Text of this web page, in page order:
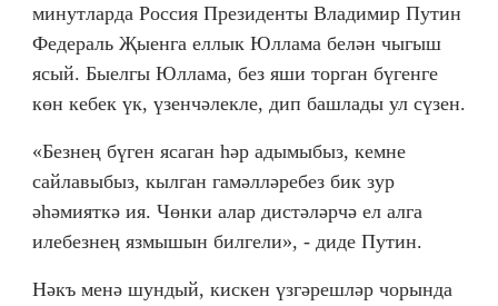
минутларда Россия Президенты Владимир Путин
Федераль Җыенга еллык Юллама белән чыгыш
ясый. Быелгы Юллама, без яши торган бүгенге
көн кебек үк, үзенчәлекле, дип башлады ул сүзен.
«Безнең бүген ясаган һәр адымыбыз, кемне
сайлавыбыз, кылган гамәлләребез бик зур
әһәмияткә ия. Чөнки алар дистәләрчә ел алга
илебезнең язмышын билгели», - диде Путин.
Нәкъ менә шундый, кискен үзгәрешләр чорында